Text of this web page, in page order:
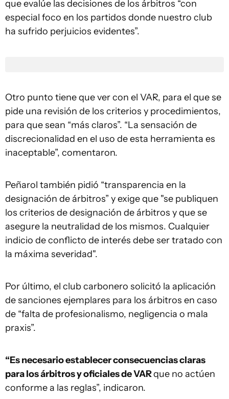
que evalúe las decisiones de los árbitros “con
especial foco en los partidos donde nuestro club
ha sufrido perjuicios evidentes”.
Otro punto tiene que ver con el VAR, para el que se
pide una revisión de los criterios y procedimientos,
para que sean “más claros”. “La sensación de
discrecionalidad en el uso de esta herramienta es
inaceptable”, comentaron.
Peñarol también pidió “transparencia en la
designación de árbitros” y exige que "se publiquen
los criterios de designación de árbitros y que se
asegure la neutralidad de los mismos. Cualquier
indicio de conflicto de interés debe ser tratado con
la máxima severidad".
Por último, el club carbonero solicitó la aplicación
de sanciones ejemplares para los árbitros en caso
de “falta de profesionalismo, negligencia o mala
praxis”.
“Es necesario establecer consecuencias claras
para los árbitros y oficiales de VARque no actúen
conforme a las reglas”, indicaron.